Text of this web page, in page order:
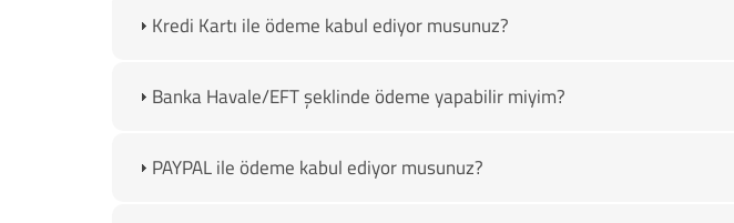
Kredi Kartı ile ödeme kabul ediyor musunuz?
Banka Havale/EFT şeklinde ödeme yapabilir miyim?
PAYPAL ile ödeme kabul ediyor musunuz?